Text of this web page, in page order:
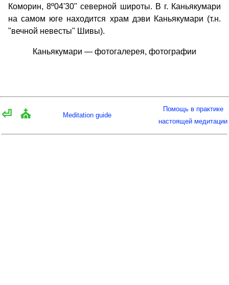
Коморин, 8º04'30" северной широты. В г. Каньякумари
на самом юге находится храм дэви Каньякумари (т.н.
"вечной невесты" Шивы).
Каньякумари — фотогалерея, фотографии
⏎ ⛪ Meditation guide
Помощь в практике
настоящей медитации